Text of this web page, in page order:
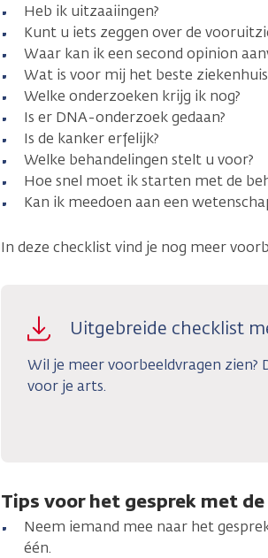
Heb ik uitzaaiingen?
Kunt u iets zeggen over de
Waar kan ik een second opinion
Wat is voor mij het beste
Welke onderzoeken krijg ik nog?
Is er DNA-onderzoek gedaan?
Is de kanker erfelijk?
Welke behandelingen stelt u voor?
Hoe snel moet ik starten met de
Kan ik meedoen aan een
In deze checklist vind je nog meer
Uitgebreide checklist
Wil je meer voorbeeldvragen zien?
voor je arts.
Tips voor het gesprek met
Neem iemand mee naar het
één.